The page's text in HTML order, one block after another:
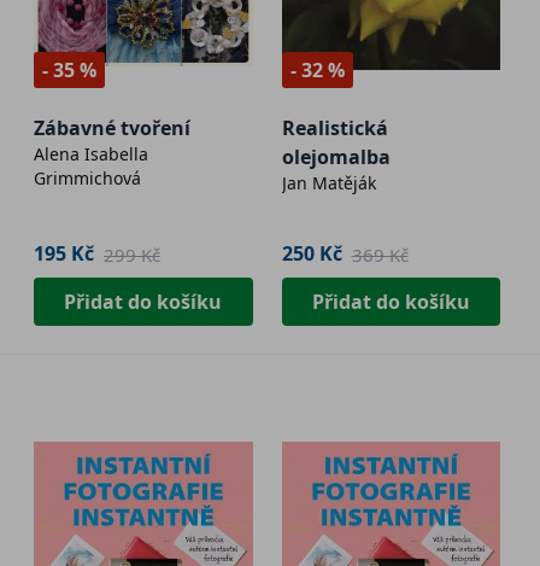
- 35 %
Zábavné tvoření
Alena Isabella
Grimmichová
195 Kč 299 Kč
Přidat do košíku
- 32 %
Realistická
olejomalba
Jan Matěják
250 Kč 369 Kč
Přidat do košíku